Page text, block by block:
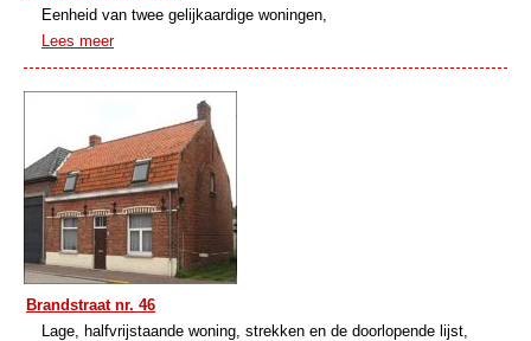
Eenheid van twee gelijkaardige woningen,
Lees meer
Brandstraat nr. 46
Lage, halfvrijstaande woning, strekken en de doorlopende lijst,